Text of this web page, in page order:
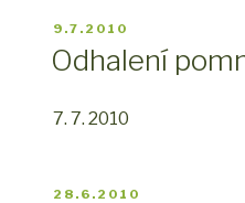
PUBLIKOVÁNO
9.7.2010
Odhalení
7. 7. 2010
PUBLIKOVÁNO
28.6.2010